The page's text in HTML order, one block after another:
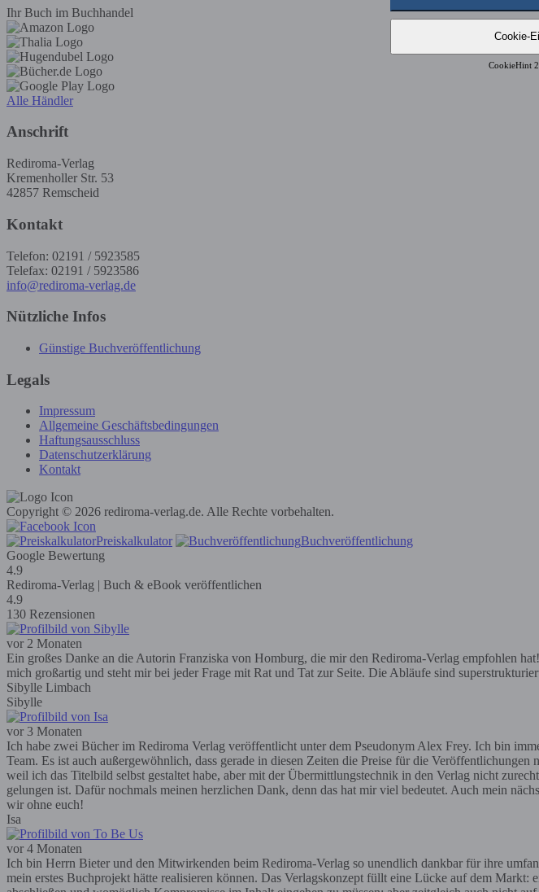
Ihr Buch im Buchhandel
Alle Händler
Anschrift
Rediroma-Verlag
Kremenholler Str. 53
42857 Remscheid
Kontakt
Telefon: 02191 / 5923585
Telefax: 02191 / 5923586
info@rediroma-verlag.de
Nützliche Infos
Günstige Buchveröffentlichung
Legals
Impressum
Allgemeine Geschäftsbedingungen
Haftungsausschluss
Datenschutzerklärung
Kontakt
Copyright © 2026 rediroma-verlag.de. Alle Rechte vorbehalten.
Preiskalkulator
Buchveröffentlichung
Google Bewertung
4.9
Rediroma-Verlag | Buch & eBook veröffentlichen
4.9
130 Rezensionen
vor 2 Monaten
Ein großes Danke an die Autorin Franziska von Homburg, die mir den Rediroma-Verlag empfohlen
mich großartig und steht mir bei jeder Frage mit Rat und Tat zur Seite. Die Abläufe sind
Sibylle Limbach
Sibylle
vor 3 Monaten
Ich habe zwei Bücher im Rediroma Verlag veröffentlicht unter dem Pseudonym Alex Frey. Ich bin
Team. Es ist auch außergewöhnlich, dass gerade in diesen Zeiten die Preise für die
weil ich das Titelbild selbst gestaltet habe, aber mit der Übermittlungstechnik in den Verlag nicht
gelungen ist. Dafür nochmals meinen herzlichen Dank, denn das hat mir viel bedeutet. Auch mein
wir ohne euch!
Isa
vor 4 Monaten
Ich bin Herrn Bieter und den Mitwirkenden beim Rediroma-Verlag so unendlich dankbar für ihre
mein erstes Buchprojekt hätte realisieren können. Das Verlagskonzept füllt eine Lücke auf dem
Cookie-
CookieHint